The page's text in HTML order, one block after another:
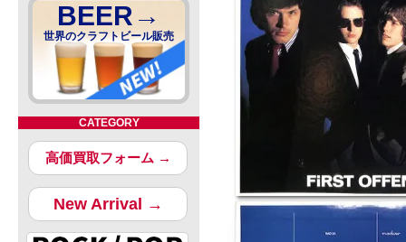
BEER→
世界のクラフトビール販売
CATEGORY
高価買取フォーム →
New Arrival →